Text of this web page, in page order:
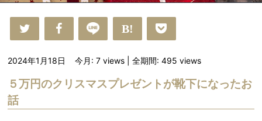
2024年1月18日 今月: 7views | 全期間: 495views
５万円のクリスマスプレゼントが靴下になったお
話